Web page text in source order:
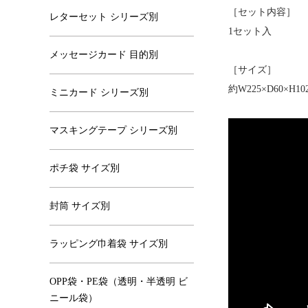
［セット内容］
1セット入
［サイズ］
約
レターセット シリーズ別
メッセージカード 目的別
ミニカード シリーズ別
マスキングテープ シリーズ別
ポチ袋 サイズ別
封筒 サイズ別
ラッピング巾着袋 サイズ別
OPP袋・PE袋（透明・半透明 ビ
ニール袋）